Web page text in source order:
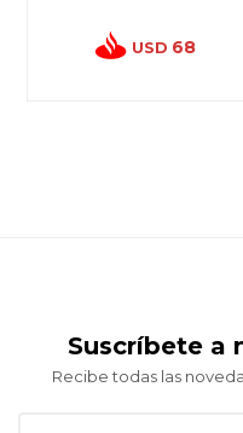
USD 68
Suscríbete a
Recibe todas las